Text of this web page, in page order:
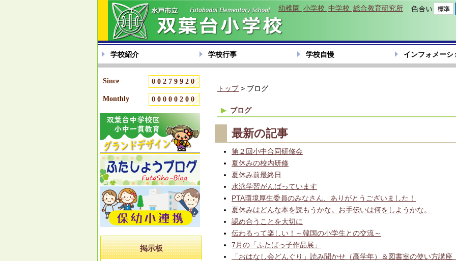
色合い
幼稚園 小学校 中学校 総合教育研究所
学校紹介 学校行事 学校自慢 インフォメーシ
Since 00279920
Monthly 00000200
掲示板
トップ> ブログ
ブログ
最新の記事
第２回小中合同研修会
夏休みの校内研修
夏休み前最終日
水泳学習がんばっています
PTA環境厚生委員のみなさん、ありがとうございました！
夏休みはどんな本を読もうかな。お手伝いは何をしようかな。
認め合うことを大切に
伝わるって楽しい！～韓国の小学生との交流～
7月の「ふたばっ子作品展」
「おはなし会どんぐり」読み聞かせ（高学年）＆図書室の使い方講座